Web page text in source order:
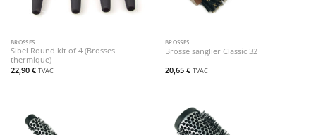
BROSSES
Sibel Round kit of 4 (Brosses
thermique)
22,90 € TVAC
BROSSES
Brosse sanglier Classic 32
20,65 € TVAC